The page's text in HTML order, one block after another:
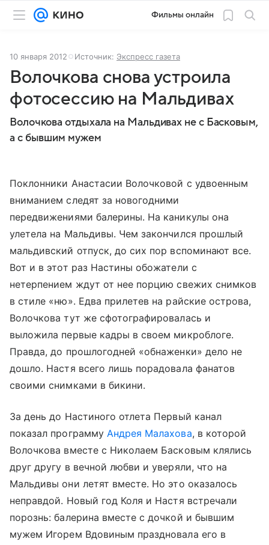
Фильмы онлайн
10 января 2012 Источник: Экспресс газета
Волочкова снова устроила
фотосессию на Мальдивах
Волочкова отдыхала на Мальдивах не с Басковым,
а с бывшим мужем
Поклонники Анастасии Волочковой с удвоенным
вниманием следят за новогодними
передвижениями балерины. На каникулы она
улетела на Мальдивы. Чем закончился прошлый
мальдивский отпуск, до сих пор вспоминают все.
Вот и в этот раз Настины обожатели с
нетерпением ждут от нее порцию свежих снимков
в стиле «ню». Едва прилетев на райские острова,
Волочкова тут же сфотографировалась и
выложила первые кадры в своем микроблоге.
Правда, до прошлогодней «обнаженки» дело не
дошло. Настя всего лишь порадовала фанатов
своими снимками в бикини.
За день до Настиного отлета Первый канал
показал программу Андрея Малахова, в которой
Волочкова вместе с Николаем Басковым клялись
друг другу в вечной любви и уверяли, что на
Мальдивы они летят вместе. Но это оказалось
неправдой. Новый год Коля и Настя встречали
порознь: балерина вместе с дочкой и бывшим
мужем Игорем Вдовиным праздновала его в